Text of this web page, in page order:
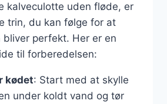
kalveculotte uden fløde, er
trin, du kan følge for at
perfekt. Her er en
til forberedelsen:
kødet: Start med at skylle
under koldt vand og tør